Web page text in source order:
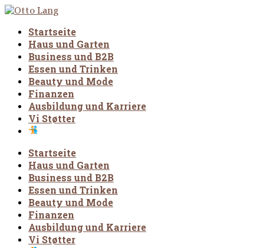
Startseite
Haus und Garten
Business und B2B
Essen und Trinken
Beauty und Mode
Finanzen
Ausbildung und Karriere
Vi Støtter
Startseite
Haus und Garten
Business und B2B
Essen und Trinken
Beauty und Mode
Finanzen
Ausbildung und Karriere
Vi Støtter